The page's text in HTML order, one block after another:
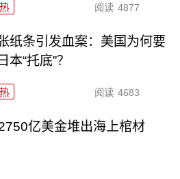
阅读 4877
纸条引发血案：美国为何要
本“托底”？
阅读 4683
亿美金堆出海上棺材